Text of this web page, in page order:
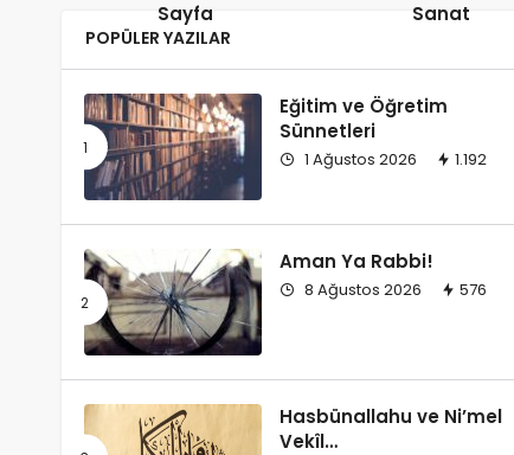
Sayfa Sanat
POPÜLER YAZILAR
Eğitim ve Öğretim
Sünnetleri
1 Ağustos 2026 1.192
Aman Ya Rabbi!
8 Ağustos 2026 576
Hasbünallahu ve Ni’mel
Vekîl…